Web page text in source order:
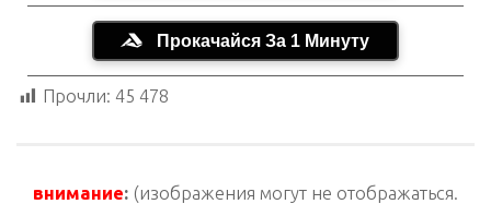
Прокачайся За 1 Минуту
Прочли: 45 478
внимание: (изображения могут не отображаться.